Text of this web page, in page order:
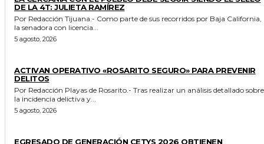
DE LA 4T: JULIETA RAMÍREZ
Por Redacción Tijuana.- Como parte de sus recorridos por Baja California,
la senadora con licencia...
5 agosto, 2026
ACTIVAN OPERATIVO «ROSARITO SEGURO» PARA PREVENIR
DELITOS
Por Redacción Playas de Rosarito.- Tras realizar un análisis detallado sobre
la incidencia delictiva y...
5 agosto, 2026
EGRESADO DE GENERACIÓN CETYS 2026 OBTIENEN